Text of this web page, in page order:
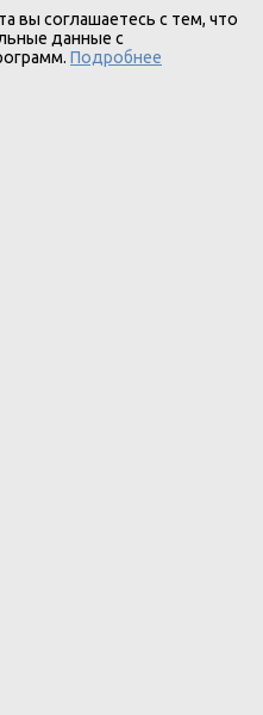
вы соглашаетесь с тем, что
данные с
Подробнее